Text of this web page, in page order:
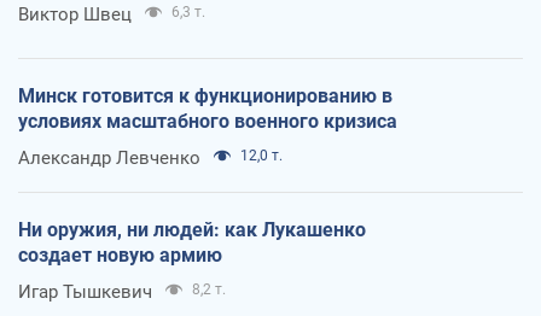
Виктор Швец 6,3 т.
Минск готовится к функционированию в
условиях масштабного военного кризиса
Александр Левченко 12,0 т.
Ни оружия, ни людей: как Лукашенко
создает новую армию
Игар Тышкевич 8,2 т.